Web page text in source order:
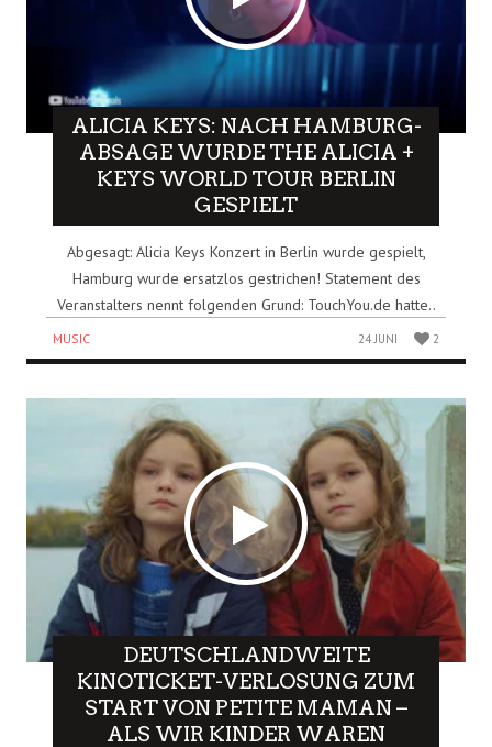
ALICIA KEYS: NACH HAMBURG-
ABSAGE WURDE THE ALICIA +
KEYS WORLD TOUR BERLIN
GESPIELT
Abgesagt: Alicia Keys Konzert in Berlin wurde gespielt,
Hamburg wurde ersatzlos gestrichen! Statement des
Veranstalters nennt folgenden Grund: TouchYou.de hatte..
MUSIC 24 JUNI 2
DEUTSCHLANDWEITE
KINOTICKET-VERLOSUNG ZUM
START VON PETITE MAMAN –
ALS WIR KINDER WAREN